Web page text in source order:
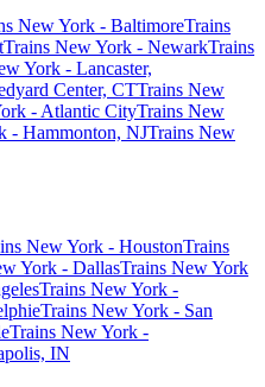
New York - BaltimoreTrains
Trains New York - NewarkTrains
York - Lancaster,
Center, CTTrains New
- Atlantic CityTrains New
- Hammonton, NJTrains New
New York - HoustonTrains
York - DallasTrains New York
Trains New York -
Trains New York - San
Trains New York -
IN